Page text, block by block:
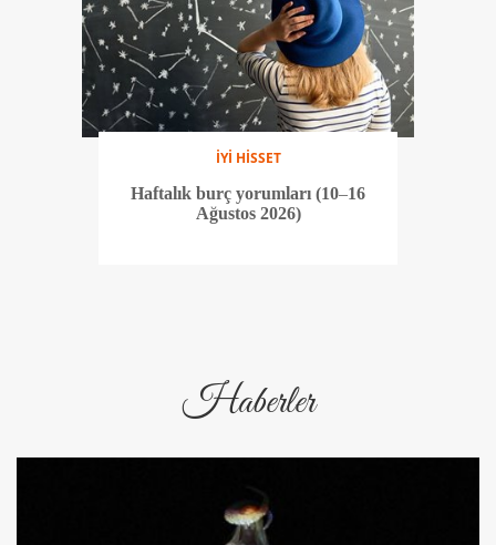
İYİ HİSSET
Haftalık burç yorumları (10–16
Ağustos 2026)
Haberler